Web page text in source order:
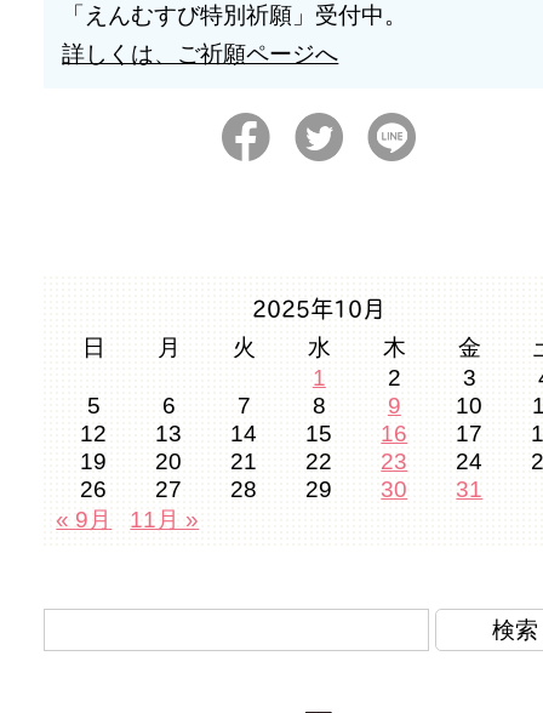
「えんむすび特別祈願」受付中。
詳しくは、ご祈願ページへ
2025年10月
日 月 火 水 木 金
1
2 3
5
6 7 8 9 10
12
13 14 15 16 17
19
20 21 22 23 24
26
27 28 29 30
31
« 9月
11月 »